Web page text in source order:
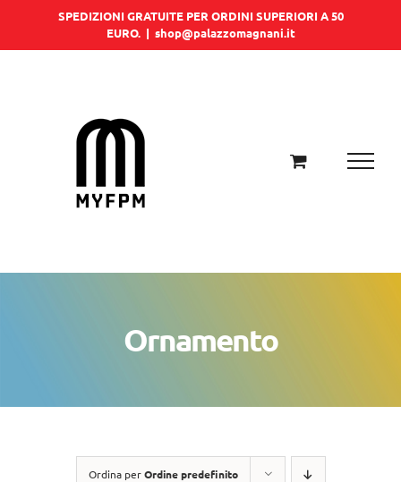
SPEDIZIONI GRATUITE PER ORDINI SUPERIORI A 50
EURO. | shop@palazzomagnani.it
Ornamento
Ordina perOrdine predefinito